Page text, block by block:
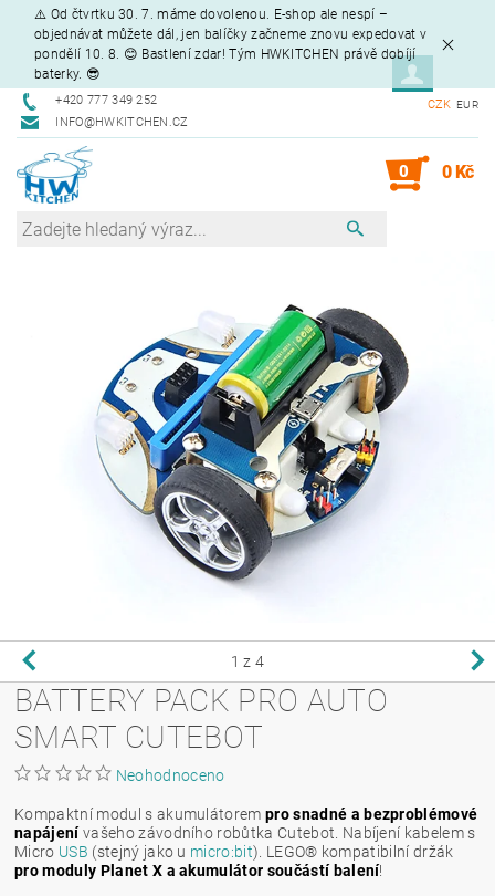
⚠️ Od čtvrtku 30. 7. máme dovolenou. E-shop ale nespí –
objednávat můžete dál, jen balíčky začneme znovu expedovat v
pondělí 10. 8. 😊 Bastlení zdar! Tým HWKITCHEN právě dobíjí
baterky. 😎
+420 777 349 252
INFO@HWKITCHEN.CZ
CZK EUR
0 0 Kč
1 z 4
BATTERY PACK PRO AUTO
SMART CUTEBOT
Neohodnoceno
Kompaktní modul s akumulátorempro snadné a bezproblémové
napájenívašeho závodního robůtka Cutebot. Nabíjení kabelem s
Micro USB (stejný jako u micro:bit). LEGO® kompatibilní držák
pro moduly Planet X a akumulátor součástí balení!